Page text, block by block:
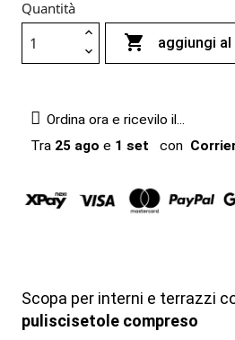
Quantità
 aggiungi
Ordina ora e ricevilo il...
Tra 25 ago e 1 set con
Scopa per interni e terrazzi
puliscisetole compreso